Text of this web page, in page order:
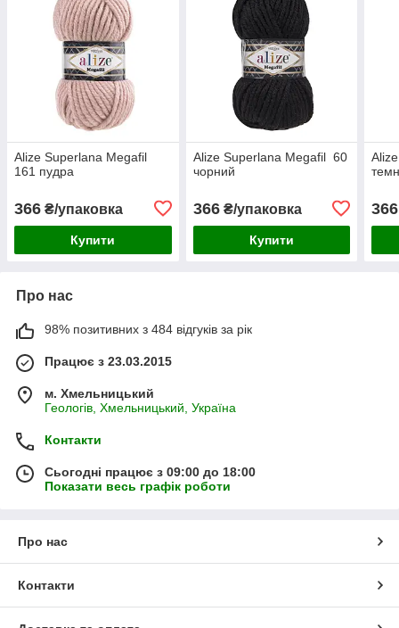
Alize Superlana Megafil
161 пудра
366 ₴/упаковка
Купити
Alize Superlana Megafil 60
чорний
366₴/упаковка
Купити
366
Про нас
98% позитивних з 484 відгуків за рік
Працює з 23.03.2015
м. Хмельницький
Геологів, Хмельницький, Україна
Контакти
Сьогодні працює з 09:00 до 18:00
Показати весь графік роботи
Про нас
Контакти